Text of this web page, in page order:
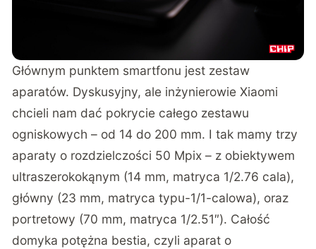
Głównym punktem smartfonu jest zestaw
aparatów. Dyskusyjny, ale inżynierowie Xiaomi
chcieli nam dać pokrycie całego zestawu
ogniskowych – od 14 do 200 mm. I tak mamy trzy
aparaty o rozdzielczości 50 Mpix – z obiektywem
ultraszerokokąnym (14 mm, matryca 1/2.76 cala),
główny (23 mm, matryca typu-1/1-calowa), oraz
portretowy (70 mm, matryca 1/2.51″). Całość
domyka potężna bestia, czyli aparat o